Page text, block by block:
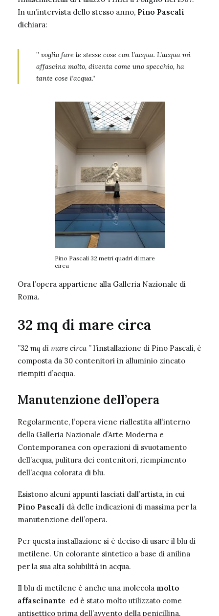
In un’intervista dello stesso anno, Pino Pascali
dichiara:
” voglio fare le stesse cose con l’acqua. L’acqua mi
affascina molto, diventa come uno specchio, ha
tante cose l’acqua.”
Pino Pascali 32 metri quadri di mare
circa
Ora l’opera appartiene alla Galleria Nazionale di
Roma.
32 mq di mare circa
”32 mq di mare circa ” l’installazione di Pino Pascali, è
composta da 30 contenitori in alluminio zincato
riempiti d’acqua.
Manutenzione dell’opera
Regolarmente, l’opera viene riallestita all’interno
della Galleria Nazionale d’Arte Moderna e
Contemporanea con operazioni di svuotamento
dell’acqua, pulitura dei contenitori, riempimento
dell’acqua colorata di blu.
Esistono alcuni appunti lasciati dall’artista, in cui
Pino Pascali dà delle indicazioni di massima per la
manutenzione dell’opera.
Per questa installazione si è deciso di usare il blu di
metilene. Un colorante sintetico a base di anilina
per la sua alta solubilità in acqua.
Il blu di metilene è anche una molecola molto
affascinante ed è stato molto utilizzato come
antisettico prima dell’avvento della penicillina.